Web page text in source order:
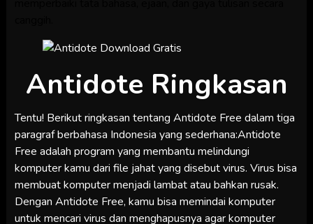
Antidote Ringkasan
Tentu! Berikut ringkasan tentang Antidote Free dalam tiga
paragraf berbahasa Indonesia yang sederhana:Antidote
Free adalah program yang membantu melindungi
komputer kamu dari file jahat yang disebut virus. Virus bisa
membuat komputer menjadi lambat atau bahkan rusak.
Dengan Antidote Free, kamu bisa memindai komputer
untuk mencari virus dan menghapusnya agar komputer